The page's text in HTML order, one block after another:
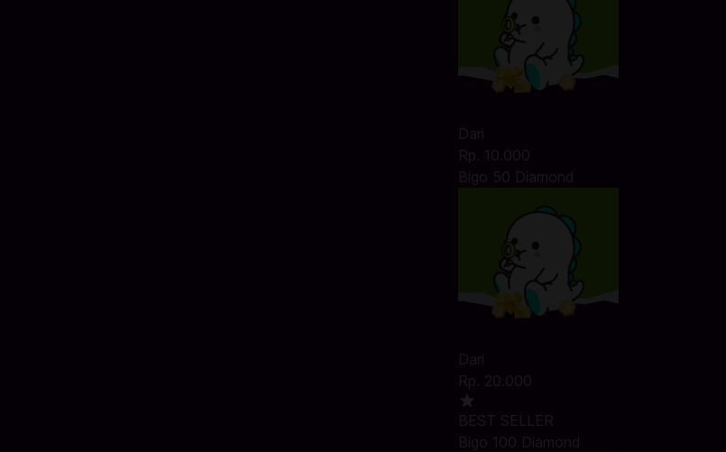
Dari
Rp. 10.000
Bigo 50 Diamond
Dari
Rp. 20.000
BEST SELLER
Bigo 100 Diamond